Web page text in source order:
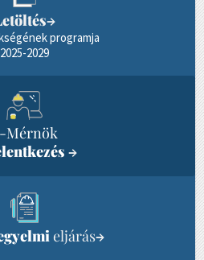
→
programja
2025-2029
Mérnök
→
eljárás→